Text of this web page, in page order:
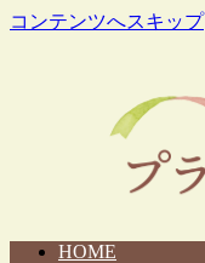
コンテンツへスキップ
HOME